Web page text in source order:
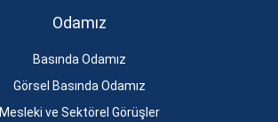
Odamız
Basında Odamız
Görsel Basında Odamız
Mesleki ve Sektörel Görüşler